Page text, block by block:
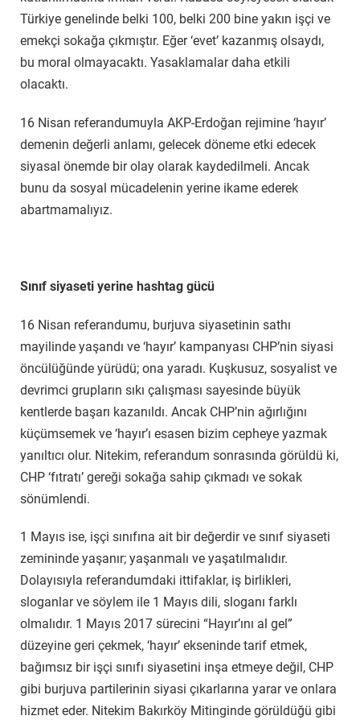
Türkiye genelinde belki 100, belki 200 bine yakın işçi ve
emekçi sokağa çıkmıştır. Eğer ‘evet’ kazanmış olsaydı,
bu moral olmayacaktı. Yasaklamalar daha etkili
olacaktı.
16 Nisan referandumuyla AKP-Erdoğan rejimine ‘hayır’
demenin değerli anlamı, gelecek döneme etki edecek
siyasal önemde bir olay olarak kaydedilmeli. Ancak
bunu da sosyal mücadelenin yerine ikame ederek
abartmamalıyız.
Sınıf siyaseti yerine hashtag gücü
16 Nisan referandumu, burjuva siyasetinin sathı
mayilinde yaşandı ve ‘hayır’ kampanyası CHP’nin siyasi
öncülüğünde yürüdü; ona yaradı. Kuşkusuz, sosyalist ve
devrimci grupların sıkı çalışması sayesinde büyük
kentlerde başarı kazanıldı. Ancak CHP’nin ağırlığını
küçümsemek ve ‘hayır’ı esasen bizim cepheye yazmak
yanıltıcı olur. Nitekim, referandum sonrasında görüldü ki,
CHP ‘fıtratı’ gereği sokağa sahip çıkmadı ve sokak
sönümlendi.
1 Mayıs ise, işçi sınıfına ait bir değerdir ve sınıf siyaseti
zemininde yaşanır; yaşanmalı ve yaşatılmalıdır.
Dolayısıyla referandumdaki ittifaklar, iş birlikleri,
sloganlar ve söylem ile 1 Mayıs dili, sloganı farklı
olmalıdır. 1 Mayıs 2017 sürecini “Hayır’ını al gel”
düzeyine geri çekmek, ‘hayır’ ekseninde tarif etmek,
bağımsız bir işçi sınıfı siyasetini inşa etmeye değil, CHP
gibi burjuva partilerinin siyasi çıkarlarına yarar ve onlara
hizmet eder. Nitekim Bakırköy Mitinginde görüldüğü gibi